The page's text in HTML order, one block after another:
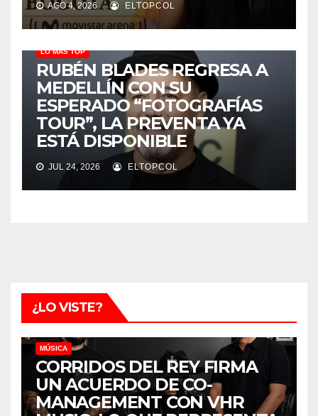
AGO 4, 2026 ELTOPCOL
LO MÁS TOP
RUBÉN BLADES REGRESA A
MEDELLÍN CON SU
ESPERADO “FOTOGRAFÍAS
TOUR”, LA PREVENTA YA
ESTÁ DISPONIBLE
JUL 24, 2026 ELTOPCOL
¿LO VISTE?
MÚSICA
CORRIDOS DEL REY FIRMA
UN ACUERDO DE CO-
MANAGEMENT CON VHR